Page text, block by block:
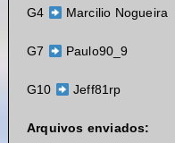
G4 Marcilio Nogueira
G7 Paulo90_9
G10 Jeff81rp
Arquivos enviados: